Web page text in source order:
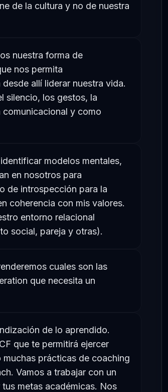
de la cultura y no de nuestra
nuestra forma de
nos permita
allí liderar nuestra vida.
silencio, los gestos, la
y como
modelos mentales,
en nosotros para
de introspección para la
coherencia con mis valores.
entorno relacional
social, pareja y otras).
cuales son las
que necesita un
de lo aprendido.
que te permitirá ejercer
prácticas de coaching
Vamos a trabajar con un
metas académicas. Nos